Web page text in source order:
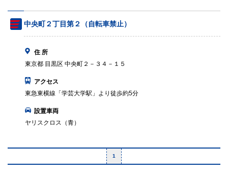
中央町２丁目第２（自転車禁止）
住 所
東京都 目黒区 中央町２－３４－１５
アクセス
東急東横線「学芸大学駅」より徒歩約5分
設置車両
ヤリスクロス（青）
1